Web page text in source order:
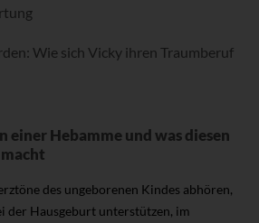
Wie sich Vicky ihren Traumberuf
einer Hebamme und was diesen
des ungeborenen Kindes abhören,
der Hausgeburt unterstützen, im